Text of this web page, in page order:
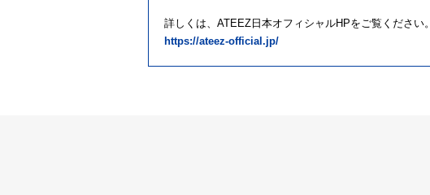
詳しくは、ATEEZ日本オフィシャルHPをご覧ください。
https://ateez-official.jp/